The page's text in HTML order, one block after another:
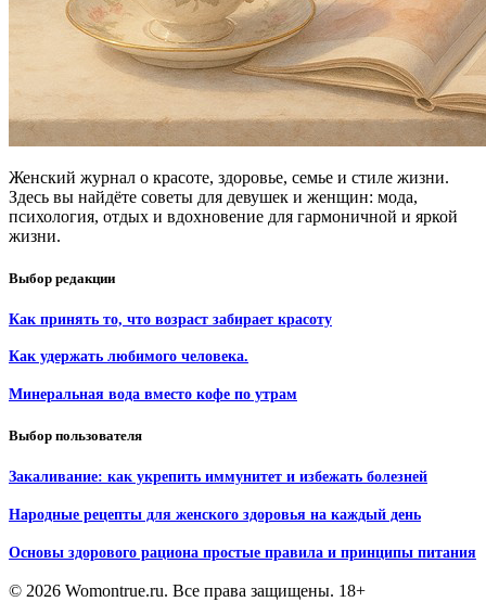
Женский журнал о красоте, здоровье, семье и стиле жизни.
Здесь вы найдёте советы для девушек и женщин: мода,
психология, отдых и вдохновение для гармоничной и яркой
жизни.
Выбор редакции
Как принять то, что возраст забирает красоту
Как удержать любимого человека.
Минеральная вода вместо кофе по утрам
Выбор пользователя
Закаливание: как укрепить иммунитет и избежать болезней
Народные рецепты для женского здоровья на каждый день
Основы здорового рациона простые правила и принципы питания
© 2026 Womontrue.ru. Все права защищены. 18+